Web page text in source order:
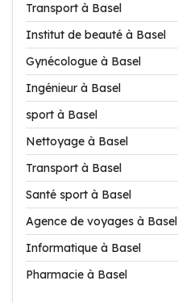
Transport à Basel
Institut de beauté à Basel
Gynécologue à Basel
Ingénieur à Basel
sport à Basel
Nettoyage à Basel
Transport à Basel
Santé sport à Basel
Agence de voyages à Basel
Informatique à Basel
Pharmacie à Basel